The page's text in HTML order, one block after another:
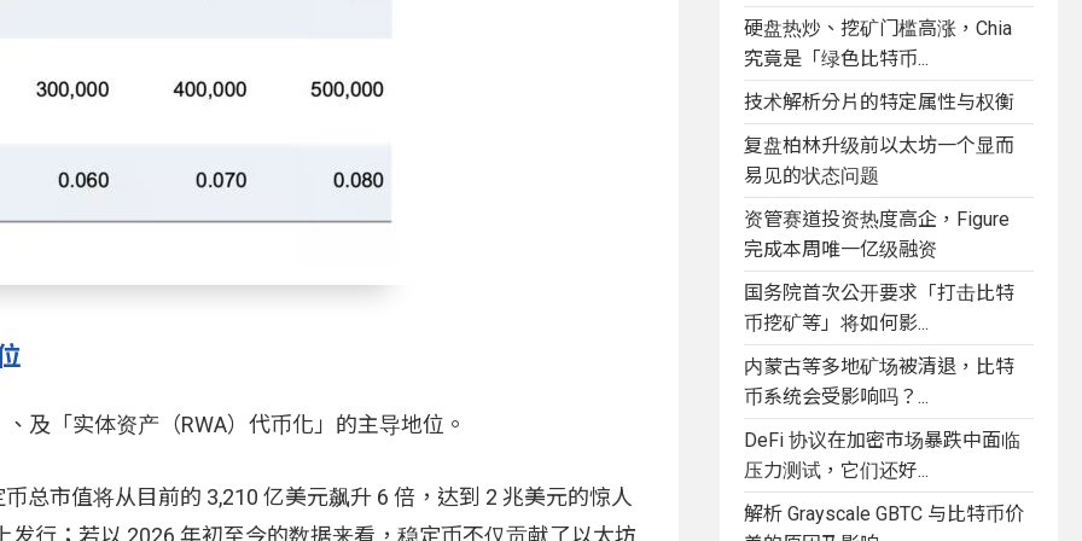
及「实体资产（RWA）代币化」的主导地位。
总市值将从目前的 3,210 亿美元飙升 6 倍，达到 2 兆美元的惊人
行；若以 2026 年初至今的数据来看，稳定币不仅贡献了以太坊
硬盘热炒、挖矿门槛高涨，Chia
究竟是「绿色比特币...
技术解析分片的特定属性与权衡
复盘柏林升级前以太坊一个显而
易见的状态问题
资管赛道投资热度高企，Figure
完成本周唯一亿级融资
国务院首次公开要求「打击比特
币挖矿等」将如何影...
内蒙古等多地矿场被清退，比特
币系统会受影响吗？...
DeFi 协议在加密市场暴跌中面临
压力测试，它们还好...
解析 Grayscale GBTC 与比特币价